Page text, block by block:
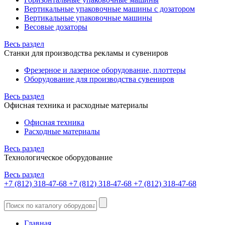
Вертикальные упаковочные машины с дозатором
Вертикальные упаковочные машины
Весовые дозаторы
Весь раздел
Станки для производства рекламы и сувениров
Фрезерное и лазерное оборудование, плоттеры
Оборудование для производства сувениров
Весь раздел
Офисная техника и расходные материалы
Офисная техника
Расходные материалы
Весь раздел
Технологическое оборудование
Весь раздел
+7 (812) 318-47-68 +7 (812) 318-47-68 +7 (812) 318-47-68
Главная